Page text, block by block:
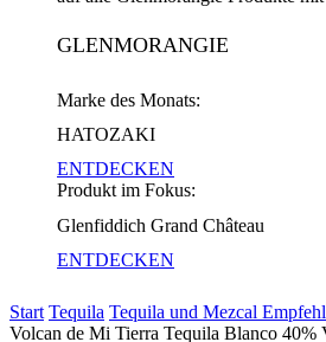
GLENMORANGIE
Marke des Monats:
HATOZAKI
ENTDECKEN
Produkt im Fokus:
Glenfiddich Grand Château
ENTDECKEN
Start Tequila Tequila und Mezcal
Volcan de Mi Tierra Tequila Blanco 40%